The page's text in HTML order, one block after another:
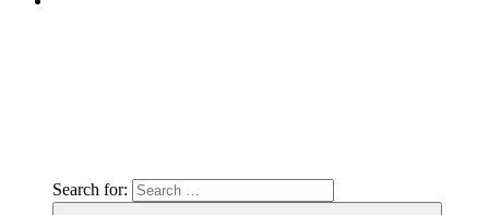
Search for: